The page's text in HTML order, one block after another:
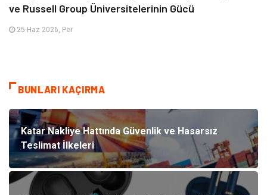
ve Russell Group Üniversitelerinin Gücü
25 Haz 2026, Per
BUNLARI KAÇIRMA
Katar Nakliye Hattında Güvenlik ve Hasarsız
Teslimat İlkeleri